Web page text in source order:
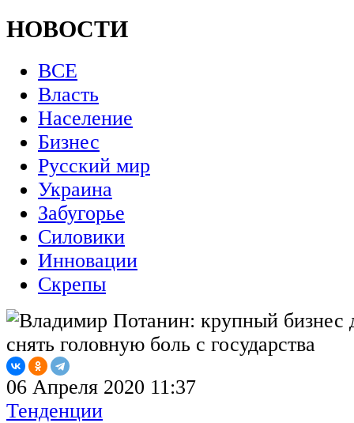
НОВОСТИ
ВСЕ
Власть
Население
Бизнес
Русский мир
Украина
Забугорье
Силовики
Инновации
Скрепы
06 Апреля 2020 11:37
Тенденции